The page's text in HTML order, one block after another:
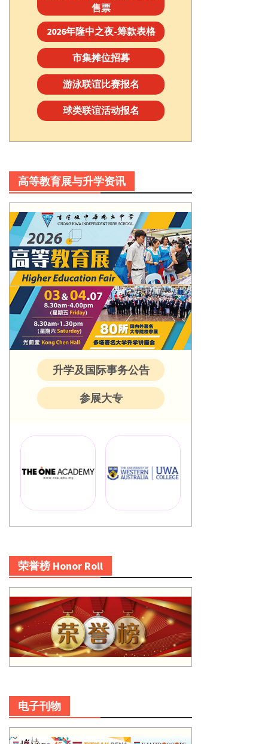
售票
2026年隆中之夜-筹款表格
市集摊位招募
游泳联谊比赛报名
球类联谊活动报名
高等教育展与升学资讯
升学及国际事务公告
参展大专
荣誉榜 Honor Roll
电子刊物